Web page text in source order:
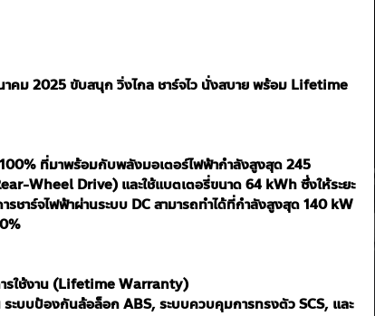
คม 2025 ขับสนุก วิ่งไกล ชาร์จไว นั่งสบาย พร้อม Lifetime
ที่มาพร้อมกับพลังมอเตอร์ไฟฟ้ากำลังสูงสุด 245
Wheel Drive) และใช้แบตเตอรี่ขนาด 64 kWh ซึ่งให้ระยะ
ชาร์จไฟฟ้าผ่านระบบ DC สามารถทำได้ที่กำลังสูงสุด 140 kW
รใช้งาน (Lifetime Warranty)
ะบบป้องกันล้อล็อก ABS, ระบบควบคุมการทรงตัว SCS, และ